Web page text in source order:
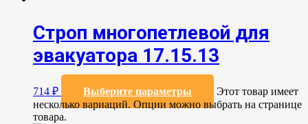
Строп многопетлевой для
эвакуатора 17.15.13
714 ₽ Выберите параметры
Этот товар имеет
несколько вариаций. Опции можно выбрать на странице
товара.